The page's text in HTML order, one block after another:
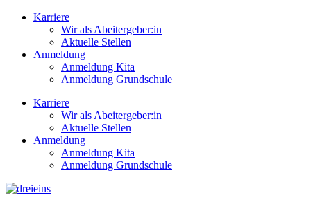
Karriere
Wir als Abeitergeber:in
Aktuelle Stellen
Anmeldung
Anmeldung Kita
Anmeldung Grundschule
Karriere
Wir als Abeitergeber:in
Aktuelle Stellen
Anmeldung
Anmeldung Kita
Anmeldung Grundschule